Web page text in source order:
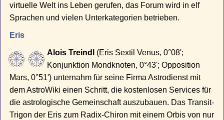
virtuelle Welt ins Leben gerufen, das Forum wird in elf
Sprachen und vielen Unterkategorien betrieben.
Eris
Alois Treindl
(Eris Sextil Venus, 0°08';
Konjunktion Mondknoten, 0°43'; Opposition
Mars, 0°51') unternahm für seine Firma Astrodienst mit
dem AstroWiki einen Schritt, die kostenlosen Services für
die astrologische Gemeinschaft auszubauen. Das Transit-
Trigon der Eris zum Radix-Chiron mit einem Orbis von nur